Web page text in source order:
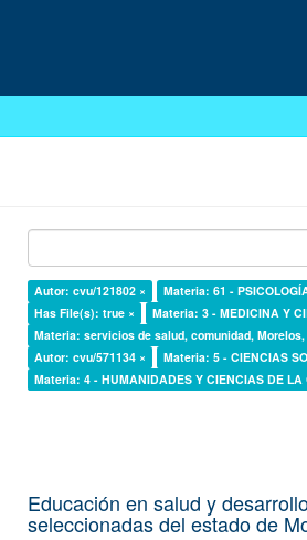
Autor: cvu/121802 × Materia: 61 -
Has File(s): true ×
Materia: 3 - MEDICINA Y
Materia: servicios de salud, comunidad,
Autor: cvu/571134 ×
Materia: 5 - CIENCIAS
Materia: 4 - HUMANIDADES Y CIENCIAS DE LA
Educación en salud y
seleccionadas del estado de